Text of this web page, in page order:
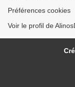
Préférences cookies
Voir le profil de